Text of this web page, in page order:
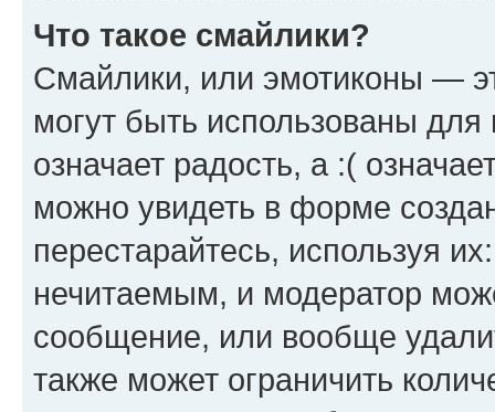
Что такое смайлики?
Смайлики, или эмотиконы —
могут быть использованы
означает радость, а :(
можно увидеть в форме
перестарайтесь, используя
нечитаемым, и модератор
сообщение, или вообще
также может ограничить